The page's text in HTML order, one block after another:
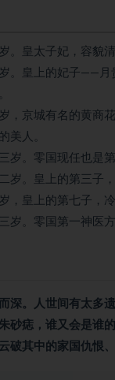
。皇太子妃，容貌
。皇上的妃子——月
，京城有名的黄商
美人。
岁。零国现任也是
岁。皇上的第三子
，皇上的第七子，
岁。零国第一神医
深。人世间有太多
砂痣，谁又会是谁
破其中的家国仇恨